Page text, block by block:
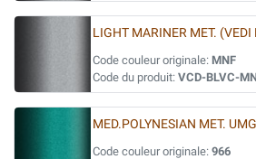
LIGHT MARINER MET.
Code couleur originale: MNF
Code du produit: VCD-BLVC-
MED.POLYNESIAN MET. UMG
Code couleur originale: 966